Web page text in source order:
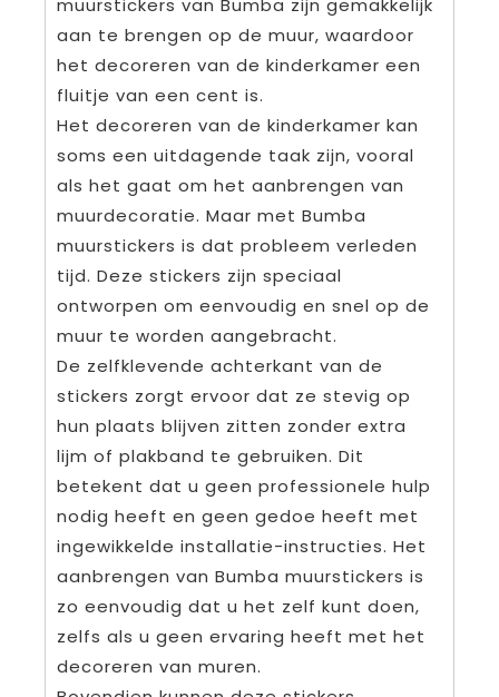
muurstickers van Bumba zijn gemakkelijk
aan te brengen op de muur, waardoor
het decoreren van de kinderkamer een
fluitje van een cent is.
Het decoreren van de kinderkamer kan
soms een uitdagende taak zijn, vooral
als het gaat om het aanbrengen van
muurdecoratie. Maar met Bumba
muurstickers is dat probleem verleden
tijd. Deze stickers zijn speciaal
ontworpen om eenvoudig en snel op de
muur te worden aangebracht.
De zelfklevende achterkant van de
stickers zorgt ervoor dat ze stevig op
hun plaats blijven zitten zonder extra
lijm of plakband te gebruiken. Dit
betekent dat u geen professionele hulp
nodig heeft en geen gedoe heeft met
ingewikkelde installatie-instructies. Het
aanbrengen van Bumba muurstickers is
zo eenvoudig dat u het zelf kunt doen,
zelfs als u geen ervaring heeft met het
decoreren van muren.